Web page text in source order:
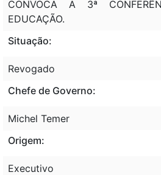
CONVOCA A 3ª
EDUCAÇÃO.
Situação:
Revogado
Chefe de Governo:
Michel Temer
Origem:
Executivo